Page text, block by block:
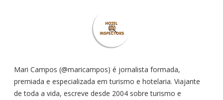
Mari Campos (@maricampos) é jornalista formada,
premiada e especializada em turismo e hotelaria. Viajante
de toda a vida, escreve desde 2004 sobre turismo e